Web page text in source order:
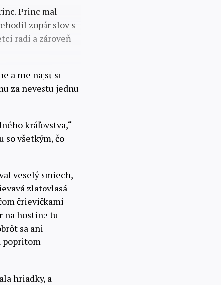
Princ mal
zopár slov s
radi a zároveň
a nie nájsť si
za nevestu jednu
kráľovstva,“
so všetkým, čo
veselý smiech,
zlatovlasá
črievičkami
na hostine tu
sa ani
popritom
hriadky, a